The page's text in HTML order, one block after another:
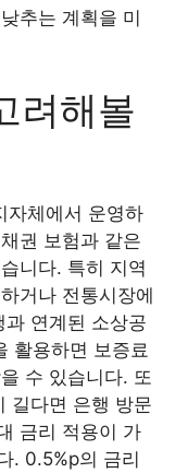
추는 계획을 미
려해볼
자체에서 운영하
권 보험과 같은
니다. 특히 지역
거나 전통시장에
연계된 소상공
활용하면 보증료
수 있습니다. 또
길다면 은행 방문
금리 적용이 가
. 0.5%p의 금리